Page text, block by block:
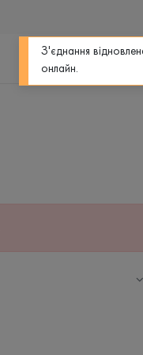
0
З'єднання
онлайн.